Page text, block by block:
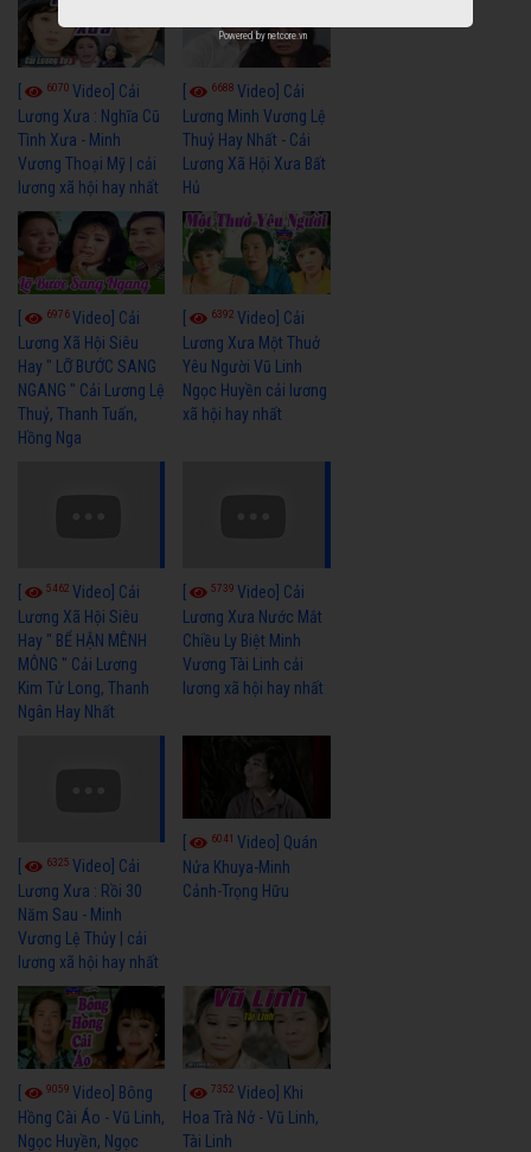
6070 Video] Cải
Lương Xưa : Nghĩa Cũ
Tình Xưa - Minh
Vương Thoại Mỹ | cải
lương xã hội hay nhất
6688Video] Cải
Lương Minh Vương Lệ
Thuỷ Hay Nhất - Cải
Lương Xã Hội Xưa Bất
Hủ
6976Video] Cải
Lương Xã Hội Siêu
Hay " LỠ BƯỚC SANG
NGANG " Cải Lương Lệ
Thuỷ, Thanh Tuấn,
Hồng Nga
6392Video] Cải
Lương Xưa Một Thuở
Yêu Người Vũ Linh
Ngọc Huyền cải lương
xã hội hay nhất
5462 Video] Cải
Lương Xã Hội Siêu
Hay " BỂ HẬN MÊNH
MÔNG " Cải Lương
Kim Tử Long, Thanh
Ngân Hay Nhất
5739Video] Cải
Lương Xưa Nước Mắt
Chiều Ly Biệt Minh
Vương Tài Linh cải
lương xã hội hay nhất
6325 Video] Cải
Lương Xưa : Rồi 30
Năm Sau - Minh
Vương Lệ Thủy | cải
lương xã hội hay nhất
6041Video] Quán
Nửa Khuya-Minh
Cảnh-Trọng Hữu
9059 Video] Bông
Hồng Cài Áo - Vũ Linh,
Ngọc Huyền, Ngọc
7352Video] Khi
Hoa Trà Nở - Vũ Linh,
Tài Linh
Powered by netcore.vn